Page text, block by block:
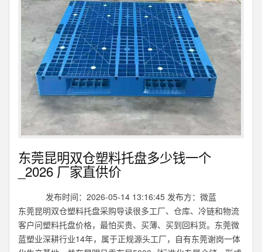
东莞昆明双仓塑料托盘多少钱一个
_2026 厂家直供价
发布时间：2026-05-14 13:16:45 发布方：微蓝
东莞昆明双仓塑料托盘采购导读很多工厂、仓库、冷链和物流
客户问塑料托盘价格，最怕买贵、买薄、买到回料货。东莞微
蓝塑业深耕行业14年，属于正规源头工厂，自有东莞谢岗一体